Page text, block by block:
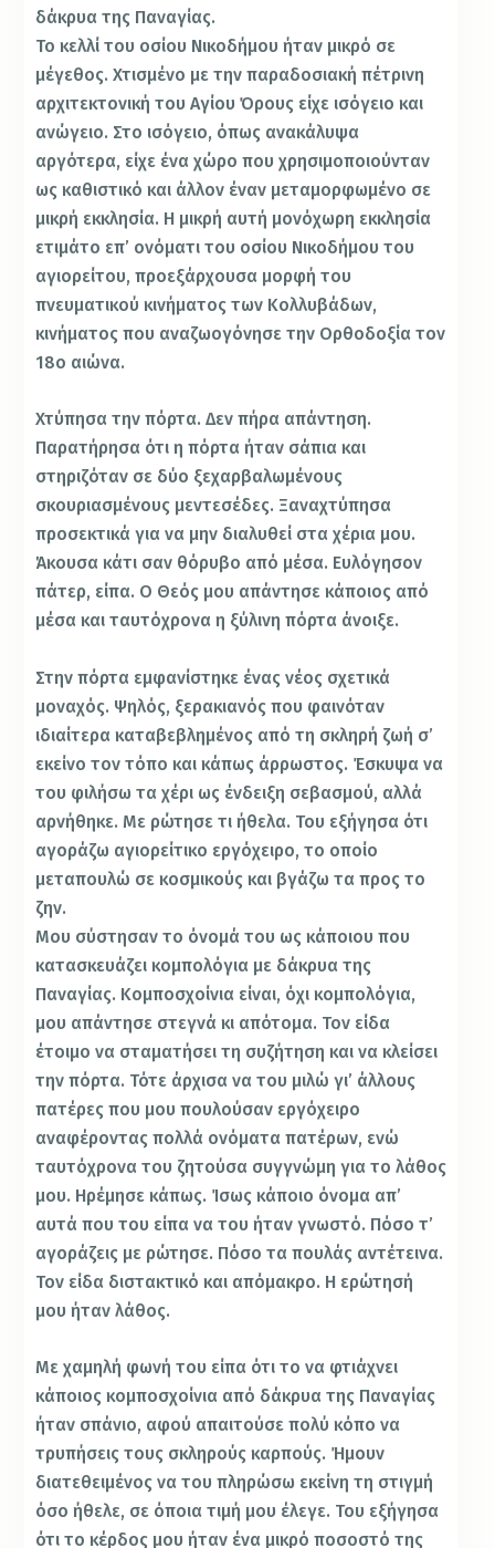
δάκρυα της Παναγίας.
Το κελλί του οσίου Νικοδήμου ήταν μικρό σε
μέγεθος. Χτισμένο με την παραδοσιακή πέτρινη
αρχιτεκτονική του Αγίου Όρους είχε ισόγειο και
ανώγειο. Στο ισόγειο, όπως ανακάλυψα
αργότερα, είχε ένα χώρο που χρησιμοποιούνταν
ως καθιστικό και άλλον έναν μεταμορφωμένο σε
μικρή εκκλησία. Η μικρή αυτή μονόχωρη εκκλησία
ετιμάτο επ’ ονόματι του οσίου Νικοδήμου του
αγιορείτου, προεξάρχουσα μορφή του
πνευματικού κινήματος των Κολλυβάδων,
κινήματος που αναζωογόνησε την Ορθοδοξία τον
18ο αιώνα.
Χτύπησα την πόρτα. Δεν πήρα απάντηση.
Παρατήρησα ότι η πόρτα ήταν σάπια και
στηριζόταν σε δύο ξεχαρβαλωμένους
σκουριασμένους μεντεσέδες. Ξαναχτύπησα
προσεκτικά για να μην διαλυθεί στα χέρια μου.
Άκουσα κάτι σαν θόρυβο από μέσα. Ευλόγησον
πάτερ, είπα. Ο Θεός μου απάντησε κάποιος από
μέσα και ταυτόχρονα η ξύλινη πόρτα άνοιξε.
Στην πόρτα εμφανίστηκε ένας νέος σχετικά
μοναχός. Ψηλός, ξερακιανός που φαινόταν
ιδιαίτερα καταβεβλημένος από τη σκληρή ζωή σ’
εκείνο τον τόπο και κάπως άρρωστος. Έσκυψα να
του φιλήσω τα χέρι ως ένδειξη σεβασμού, αλλά
αρνήθηκε. Με ρώτησε τι ήθελα. Του εξήγησα ότι
αγοράζω αγιορείτικο εργόχειρο, το οποίο
μεταπουλώ σε κοσμικούς και βγάζω τα προς το
ζην.
Μου σύστησαν το όνομά του ως κάποιου που
κατασκευάζει κομπολόγια με δάκρυα της
Παναγίας. Κομποσχοίνια είναι, όχι κομπολόγια,
μου απάντησε στεγνά κι απότομα. Τον είδα
έτοιμο να σταματήσει τη συζήτηση και να κλείσει
την πόρτα. Τότε άρχισα να του μιλώ γι’ άλλους
πατέρες που μου πουλούσαν εργόχειρο
αναφέροντας πολλά ονόματα πατέρων, ενώ
ταυτόχρονα του ζητούσα συγγνώμη για το λάθος
μου. Ηρέμησε κάπως. Ίσως κάποιο όνομα απ’
αυτά που του είπα να του ήταν γνωστό. Πόσο τ’
αγοράζεις με ρώτησε. Πόσο τα πουλάς αντέτεινα.
Τον είδα διστακτικό και απόμακρο. Η ερώτησή
μου ήταν λάθος.
Με χαμηλή φωνή του είπα ότι το να φτιάχνει
κάποιος κομποσχοίνια από δάκρυα της Παναγίας
ήταν σπάνιο, αφού απαιτούσε πολύ κόπο να
τρυπήσεις τους σκληρούς καρπούς. Ήμουν
διατεθειμένος να του πληρώσω εκείνη τη στιγμή
όσο ήθελε, σε όποια τιμή μου έλεγε. Του εξήγησα
ότι το κέρδος μου ήταν ένα μικρό ποσοστό της